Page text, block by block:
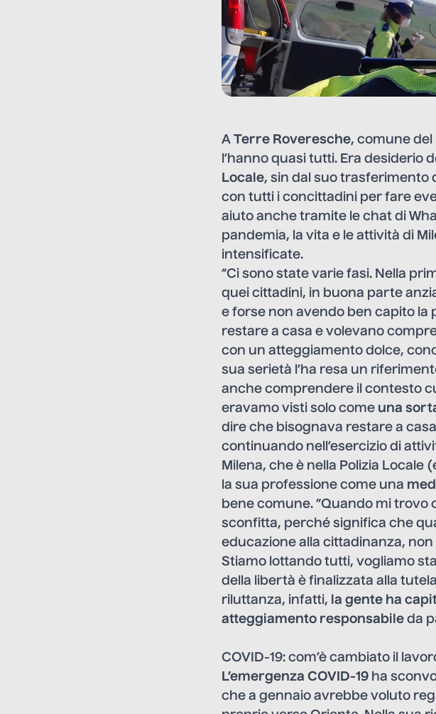
A Terre Roveresche, comune del
l’hanno quasi tutti. Era desiderio
Locale, sin dal suo
con tutti i concittadini per fare
aiuto anche tramite le chat di
pandemia, la vita e le attività di
intensificate.
“Ci sono state varie fasi. Nella
quei cittadini, in buona parte
e forse non avendo ben capito
restare a casa e volevano
con un atteggiamento dolce,
sua serietà l’ha resa un
anche comprendere il contesto
eravamo visti solo come una
dire che bisognava restare a
continuando nell’esercizio di
Milena, che è nella Polizia Locale
la sua professione come una
bene comune. “Quando mi
sconfitta, perché significa che
educazione alla cittadinanza,
Stiamo lottando tutti, vogliamo
della libertà è finalizzata alla
riluttanza, infatti, la gente ha
atteggiamento responsabile da
COVID-19: com’è cambiato il
L’emergenza COVID-19 ha
che a gennaio avrebbe voluto